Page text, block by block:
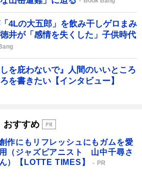
4Lの大五郎」を飲み干しゲロまみ
井が「感情を失くした」子供時代
を庇わないで』人間のいいところ
を書きたい【インタビュー】
おすすめ
作にもリフレッシュにもガムを愛
用（ジャズピアニスト 山中千尋さ
ん）【LOTTE TIMES】
PR